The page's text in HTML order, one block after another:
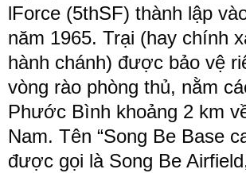
lForce (5thSF) thành lập
năm 1965. Trại (hay chính
hành chánh) được bảo vệ
vòng rào phòng thủ, nằm
Phước Bình khoảng 2 km
Nam. Tên “Song Be Base
được gọi là Song Be